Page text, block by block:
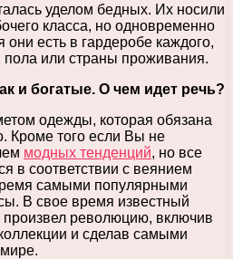
уделом бедных. Их носили
класса, но одновременно
они есть в гардеробе каждого,
пола или страны проживания.
и богатые. О чем идет речь?
одежды, которая обязана
Кроме того если Вы не
модных тенденций, но все
в соответствии с веянием
самыми популярными
В свое время известный
революцию, включив
и сделав самыми